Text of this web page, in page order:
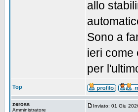
allo
Sono a
ieri come
per
Top
zeross
Amministratore
Inviato: 01 Giu